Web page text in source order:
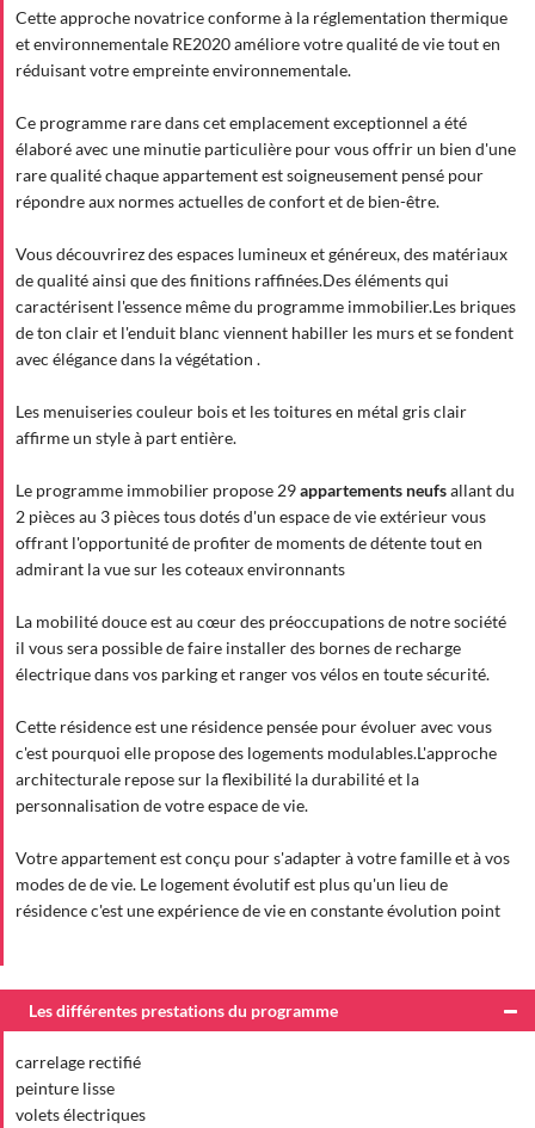
Cette approche novatrice conforme à la réglementation thermique
et environnementale RE2020 améliore votre qualité de vie tout en
réduisant votre empreinte environnementale.
Ce programme rare dans cet emplacement exceptionnel a été
élaboré avec une minutie particulière pour vous offrir un bien d'une
rare qualité chaque appartement est soigneusement pensé pour
répondre aux normes actuelles de confort et de bien-être.
Vous découvrirez des espaces lumineux et généreux, des matériaux
de qualité ainsi que des finitions raffinées.Des éléments qui
caractérisent l'essence même du programme immobilier.Les briques
de ton clair et l'enduit blanc viennent habiller les murs et se fondent
avec élégance dans la végétation .
Les menuiseries couleur bois et les toitures en métal gris clair
affirme un style à part entière.
Le programme immobilier propose 29appartements neufsallant du
2 pièces au 3 pièces tous dotés d'un espace de vie extérieur vous
offrant l'opportunité de profiter de moments de détente tout en
admirant la vue sur les coteaux environnants
La mobilité douce est au cœur des préoccupations de notre société
il vous sera possible de faire installer des bornes de recharge
électrique dans vos parking et ranger vos vélos en toute sécurité.
Cette résidence est une résidence pensée pour évoluer avec vous
c'est pourquoi elle propose des logements modulables.L'approche
architecturale repose sur la flexibilité la durabilité et la
personnalisation de votre espace de vie.
Votre appartement est conçu pour s'adapter à votre famille et à vos
modes de de vie. Le logement évolutif est plus qu'un lieu de
résidence c'est une expérience de vie en constante évolution point
Les différentes prestations du programme
carrelage rectifié
peinture lisse
volets électriques